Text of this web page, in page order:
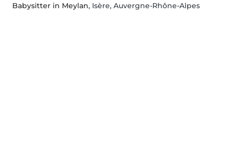
Babysitter in Meylan, Isère, Auvergne-Rhône-Alpes